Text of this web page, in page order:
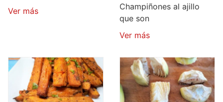
Ver más
Champiñones al ajillo
que son
Ver más